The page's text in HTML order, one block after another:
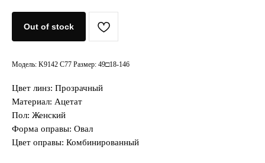
Out of stock
Модель: K9142 C77 Размер: 49□18-146
Цвет линз: Прозрачный
Материал: Ацетат
Пол: Женский
Форма оправы: Овал
Цвет оправы: Комбинированный